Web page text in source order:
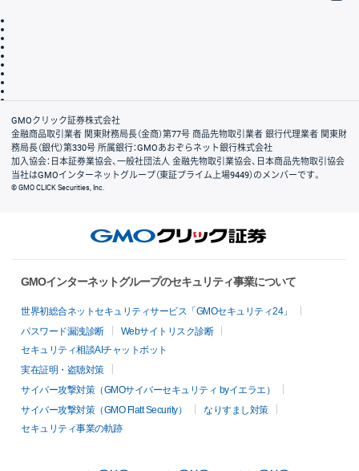
会社案内
GMOクリック証券株式会社
金融商品取引業者 関東財務局長（金商）第77号 商品先物取引業者 銀行代理業者 関東財
務局長（銀代）第330号 所属銀行：GMOあおぞらネット銀行株式会社
加入協会：日本証券業協会、一般社団法人 金融先物取引業協会、日本商品先物取引協会
当社はGMOインターネットグループ（東証プライム上場9449）のメンバーです。
© GMO CLICK Securities, Inc.
GMOインターネットグループのセキュリティ事業について
世界初総合ネットセキュリティサービス「GMOセキュリティ24」
パスワード漏洩診断
Webサイトリスク診断
セキュリティ相談AIチャットボット
実在証明・盗聴対策
サイバー攻撃対策（GMOサイバーセキュリティ byイエラエ）
サイバー攻撃対策（GMO Flatt Security）
なりすまし対策
セキュリティ事業の軌跡